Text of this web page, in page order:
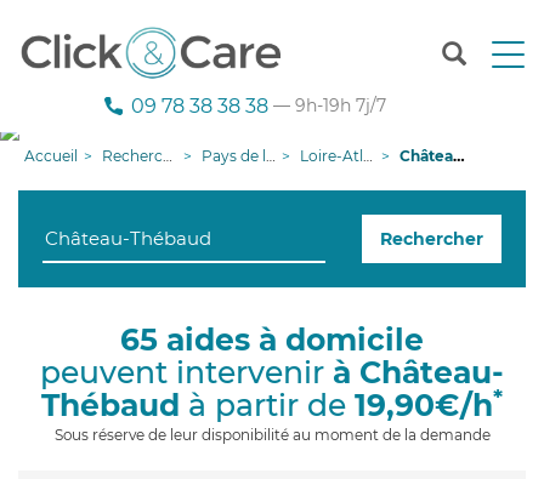
T
n
g
09 78 38 38 38 — 9h-19h 7j/7
Accueil Recherche aide à domicile Pays de la Loire Loire-Atlantique Château-Thébaud
Rechercher
65 aides à domicile
peuvent intervenir à Château-
Thébaud à partir de 19,90€/h*
Sous réserve de leur disponibilité au moment de la demande